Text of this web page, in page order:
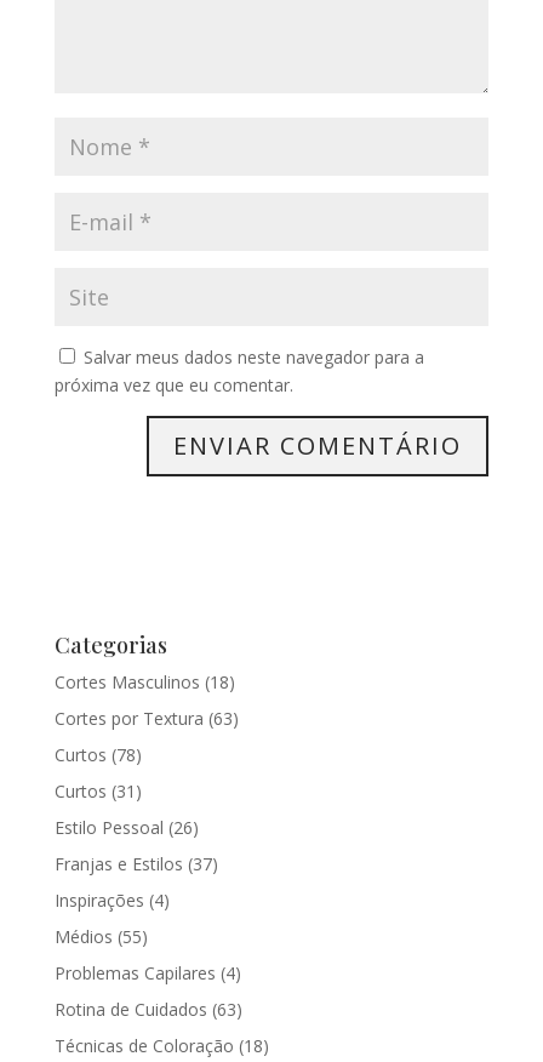
Salvar meus dados neste navegador para a
próxima vez que eu comentar.
Categorias
Cortes Masculinos (18)
Cortes por Textura (63)
Curtos (78)
Curtos (31)
Estilo Pessoal (26)
Franjas e Estilos (37)
Inspirações (4)
Médios (55)
Problemas Capilares (4)
Rotina de Cuidados (63)
Técnicas de Coloração (18)